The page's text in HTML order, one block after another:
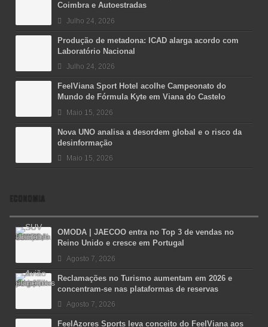
Coimbra e Autoestradas
Julho 24, 2026
Produção de metadona: ICAD alarga acordo com
Laboratório Nacional
Julho 24, 2026
FeelViana Sport Hotel acolhe Campeonato do
Mundo de Fórmula Kyte em Viana do Castelo
Maio 15, 2026
Nova UNO analisa a desordem global e o risco da
desinformação
Maio 15, 2026
ECONOMIA
OMODA | JAECOO entra no Top 3 de vendas no
Reino Unido e cresce em Portugal
Agosto 7, 2026
Reclamações no Turismo aumentam em 2026 e
concentram-se nas plataformas de reservas
Agosto 7, 2026
FeelAzores Sports leva conceito do FeelViana aos